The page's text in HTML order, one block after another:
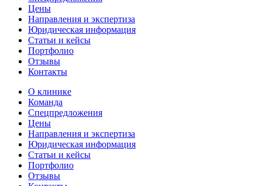
Цены
Направления и экспертиза
Юридическая информация
Статьи и кейсы
Портфолио
Отзывы
Контакты
О клинике
Команда
Спецпредложения
Цены
Направления и экспертиза
Юридическая информация
Статьи и кейсы
Портфолио
Отзывы